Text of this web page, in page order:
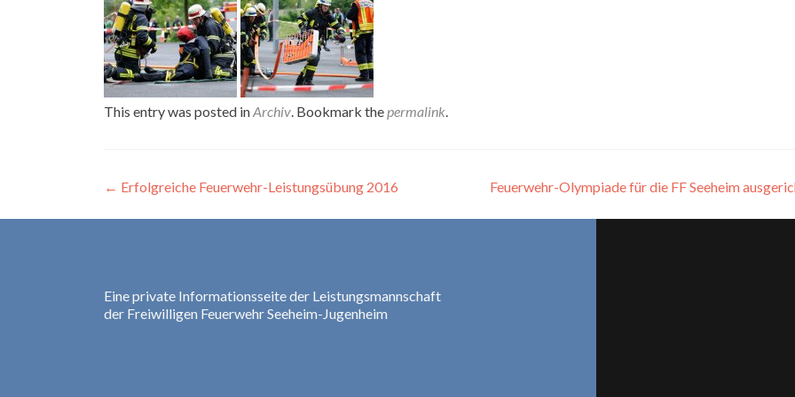
This entry was posted inArchiv. Bookmark thepermalink.
Post
navigation
← Erfolgreiche Feuerwehr-Leistungsübung 2016 Feuerwehr-Olympiade für die FF Seeheim
Eine private Informationsseite der Leistungsmannschaft
der Freiwilligen Feuerwehr Seeheim-Jugenheim